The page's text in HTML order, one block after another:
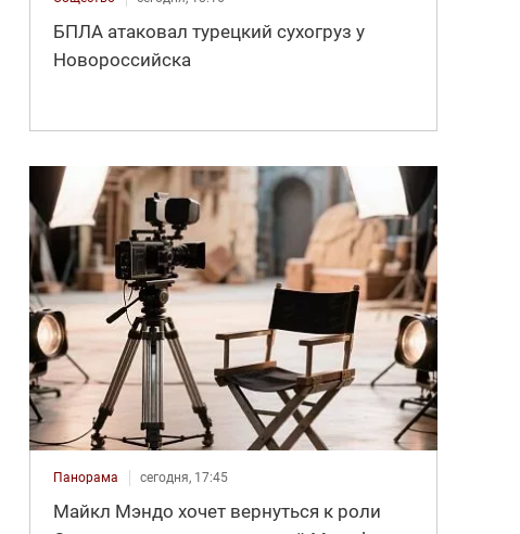
БПЛА атаковал турецкий сухогруз у
Новороссийска
Панорама сегодня, 17:45
Майкл Мэндо хочет вернуться к роли